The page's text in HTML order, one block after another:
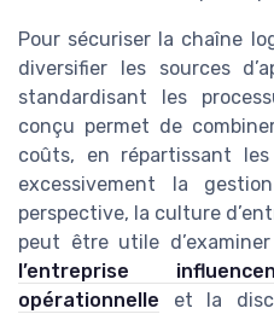
Pour sécuriser la chaîne
diversifier les sources
standardisant les
conçu permet de
coûts, en répartissant
excessivement la
perspective, la culture
peut être utile
l’entreprise
opérationnelle et la